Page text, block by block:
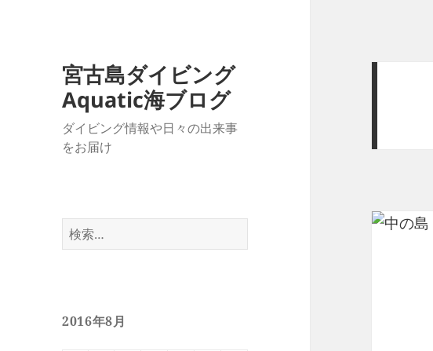
宮古島ダイビング
Aquatic海ブログ
ダイビング情報や日々の出来事
をお届け
検
索:
2016年8月